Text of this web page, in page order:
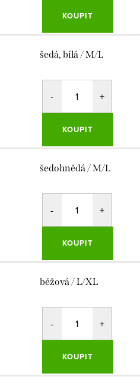
KOUPIT
šedá, bílá / M/L
KOUPIT
šedohnědá / M/L
KOUPIT
béžová / L/XL
KOUPIT